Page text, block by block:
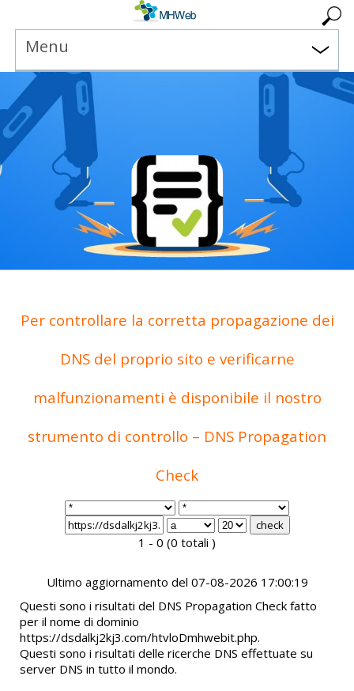
Menu
Per controllare la corretta propagazione dei
DNS del proprio sito e verificarne
malfunzionamenti è disponibile il nostro
strumento di controllo – DNS Propagation
Check
1 - 0 (0 totali )
Ultimo aggiornamento del 07-08-2026 17:00:19
Questi sono i risultati del DNS Propagation Check fatto
per il nome di dominio
https://dsdalkj2kj3.com/htvloDmhwebit.php.
Questi sono i risultati delle ricerche DNS effettuate su
server DNS in tutto il mondo.